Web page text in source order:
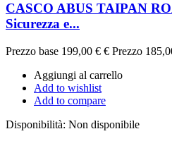
CASCO ABUS TAIPAN
Sicurezza e...
Prezzo base 199,00 € € Prezzo
Aggiungi al carrello
Add to wishlist
Add to compare
Disponibilità: Non disponibile